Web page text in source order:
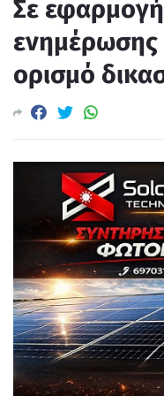
Σε
ενημέρωσης
ορισμό